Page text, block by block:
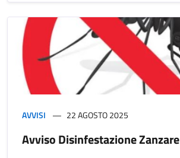
AVVISI 22 AGOSTO 2025
Avviso Disinfestazione Zanzare